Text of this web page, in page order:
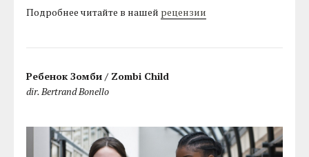
Подробнее читайте в нашей рецензии
Ребенок Зомби / Zombi Child
dir. Bertrand Bonello